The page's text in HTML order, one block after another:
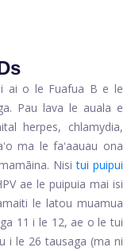
ai o le Fuafua B e le
Pau lava le auala e
herpes, chlamydia,
ma le faʻaauau ona
Nisi tui puipui
ae le puipuia mai isi
le latou muamua
11 i le 12, ae o le tui
i le 26 tausaga (ma ni